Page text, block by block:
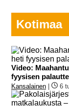
Kotimaa
Video:
fyysisen
Kansalainen 6